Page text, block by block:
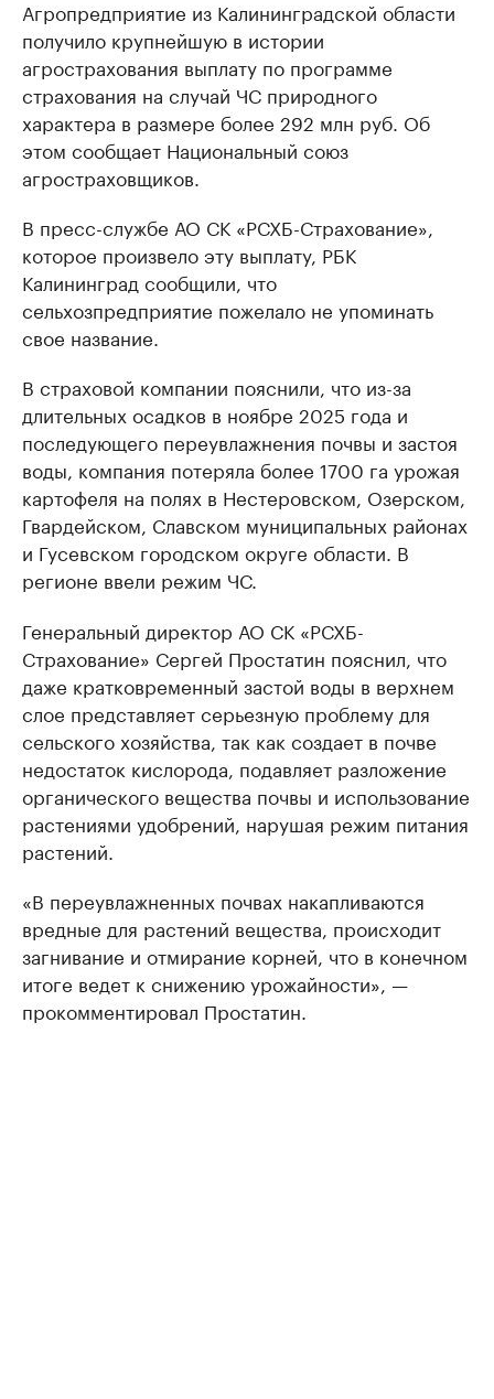
Агропредприятие из Калининградской области
получило крупнейшую в истории
агрострахования выплату по программе
страхования на случай ЧС природного
характера в размере более 292 млн руб. Об
этом сообщает Национальный союз
агростраховщиков.
В пресс-службе АО СК «РСХБ-Страхование»,
которое произвело эту выплату, РБК
Калининград сообщили, что
сельхозпредприятие пожелало не упоминать
свое название.
В страховой компании пояснили, что из-за
длительных осадков в ноябре 2025 года и
последующего переувлажнения почвы и застоя
воды, компания потеряла более 1700 га урожая
картофеля на полях в Нестеровском, Озерском,
Гвардейском, Славском муниципальных районах
и Гусевском городском округе области. В
регионе ввели режим ЧС.
Генеральный директор АО СК «РСХБ-
Страхование» Сергей Простатин пояснил, что
даже кратковременный застой воды в верхнем
слое представляет серьезную проблему для
сельского хозяйства, так как создает в почве
недостаток кислорода, подавляет разложение
органического вещества почвы и использование
растениями удобрений, нарушая режим питания
растений.
«В переувлажненных почвах накапливаются
вредные для растений вещества, происходит
загнивание и отмирание корней, что в конечном
итоге ведет к снижению урожайности», —
прокомментировал Простатин.